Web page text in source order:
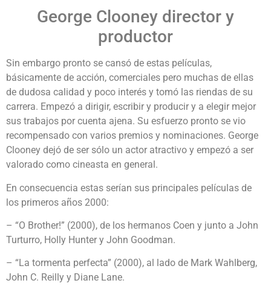
George Clooney director y
productor
Sin embargo pronto se cansó de estas películas,
básicamente de acción, comerciales pero muchas de ellas
de dudosa calidad y poco interés y tomó las riendas de su
carrera. Empezó a dirigir, escribir y producir y a elegir mejor
sus trabajos por cuenta ajena. Su esfuerzo pronto se vio
recompensado con varios premios y nominaciones. George
Clooney dejó de ser sólo un actor atractivo y empezó a ser
valorado como cineasta en general.
En consecuencia estas serían sus principales películas de
los primeros años 2000:
– “O Brother!” (2000), de los hermanos Coen y junto a John
Turturro, Holly Hunter y John Goodman.
– “La tormenta perfecta” (2000), al lado de Mark Wahlberg,
John C. Reilly y Diane Lane.